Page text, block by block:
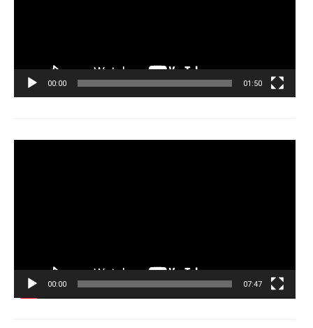
00:00 01:50
00:00 07:47